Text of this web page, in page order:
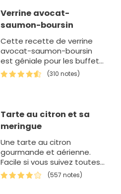
Verrine avocat-
saumon-boursin
Cette recette de verrine
avocat-saumon-boursin
est géniale pour les buffets
des fêtes de fin d'année ou
d'anniversaire. Fraîche et
(310 notes)
Tarte au citron et sa
meringue
Une tarte au citron
gourmande et aérienne.
Facile si vous suivez toutes
les étapes
progressivement.
(557 notes)